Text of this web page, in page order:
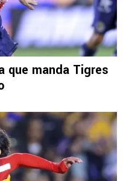
que manda Tigres